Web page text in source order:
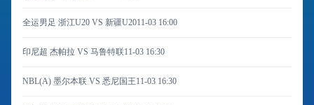
全运男足 浙江U20 VS 新疆U2011-03 16:00
印尼超 杰帕拉 VS 马鲁特联11-03 16:30
NBL(A) 墨尔本联 VS 悉尼国王11-03 16:30